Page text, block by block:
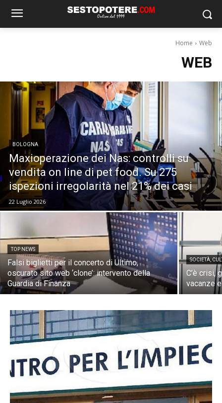
Home Web
WEB
BOLOGNA
Maxioperazione dei Nas: controlli su
vendita on line di pet food. Su 275
ispezioni irregolarità nel 21% dei casi
22 Luglio 2026
TOP NEWS
Falsi biglietti per il concerto di Ultimo,
oscurato sito web ‘clone’: intervento della
Guardia di Finanza
SOCIETÀ,
C’è crisi,
vacanze